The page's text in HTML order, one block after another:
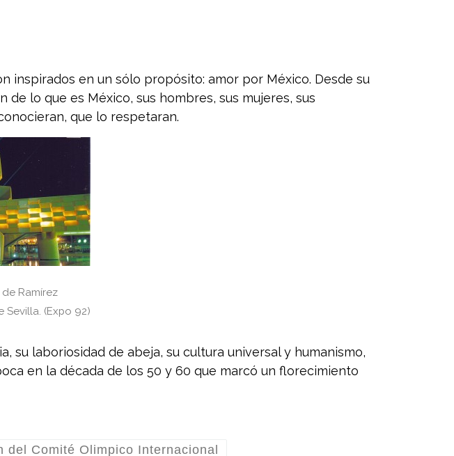
inspirados en un sólo propósito: amor por México. Desde su
lo que es México, sus hombres, sus mujeres, sus
que lo respetaran.
Ramírez
Sevilla. (Expo 92)
su laboriosidad de abeja, su cultura universal y humanismo,
en la década de los 50 y 60 que marcó un florecimiento
del Comité Olimpico Internacional